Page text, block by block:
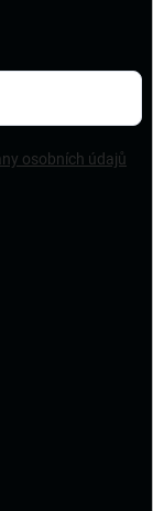
osobních údajů